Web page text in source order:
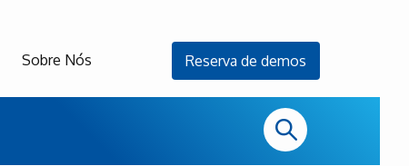
Sobre Nós Reserva de demos